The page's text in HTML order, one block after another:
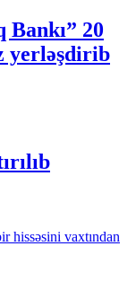
Bankı” 20
yerləşdirib